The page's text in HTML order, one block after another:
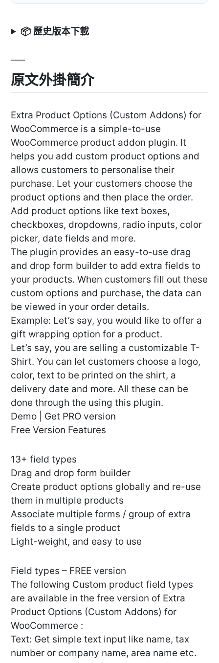
📦 歷史版本下載
原文外掛簡介
Extra Product Options (Custom Addons) for
WooCommerce is a simple-to-use
WooCommerce product addon plugin. It
helps you add custom product options and
allows customers to personalise their
purchase. Let your customers choose the
product options and then place the order.
Add product options like text boxes,
checkboxes, dropdowns, radio inputs, color
picker, date fields and more.
The plugin provides an easy-to-use drag
and drop form builder to add extra fields to
your products. When customers fill out these
custom options and purchase, the data can
be viewed in your order details.
Example: Let’s say, you would like to offer a
gift wrapping option for a product.
Let’s say, you are selling a customizable T-
Shirt. You can let customers choose a logo,
color, text to be printed on the shirt, a
delivery date and more. All these can be
done through the using this plugin.
Demo | Get PRO version
Free Version Features
13+ field types
Drag and drop form builder
Create product options globally and re-use
them in multiple products
Associate multiple forms / group of extra
fields to a single product
Light-weight, and easy to use
Field types – FREE version
The following Custom product field types
are available in the free version of Extra
Product Options (Custom Addons) for
WooCommerce :
Text: Get simple text input like name, tax
number or company name, area name etc.